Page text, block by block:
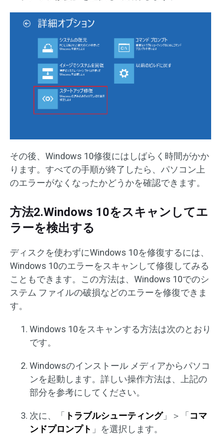
その後、Windows 10修復にはしばらく時間がかか
ります。すべての手順が終了したら、パソコン上
のエラーがなくなったかどうかを確認できます。
方法2.Windows 10をスキャンしてエ
ラーを検出する
ディスクを使わずにWindows 10を修復するには、
Windows 10のエラーをスキャンして修復してみる
こともできます。この方法は、Windows 10でのシ
ステム ファイルの破損などのエラーを修復できま
す。
Windows 10をスキャンする方法は次のとおり
です。
Windowsのインストール メディアからパソコ
ンを起動します。詳しい操作方法は、上記の
部分を参考にしてください。
次に、「 トラブルシューティング」＞「 コマ
ンドプロンプト 」を選択します。